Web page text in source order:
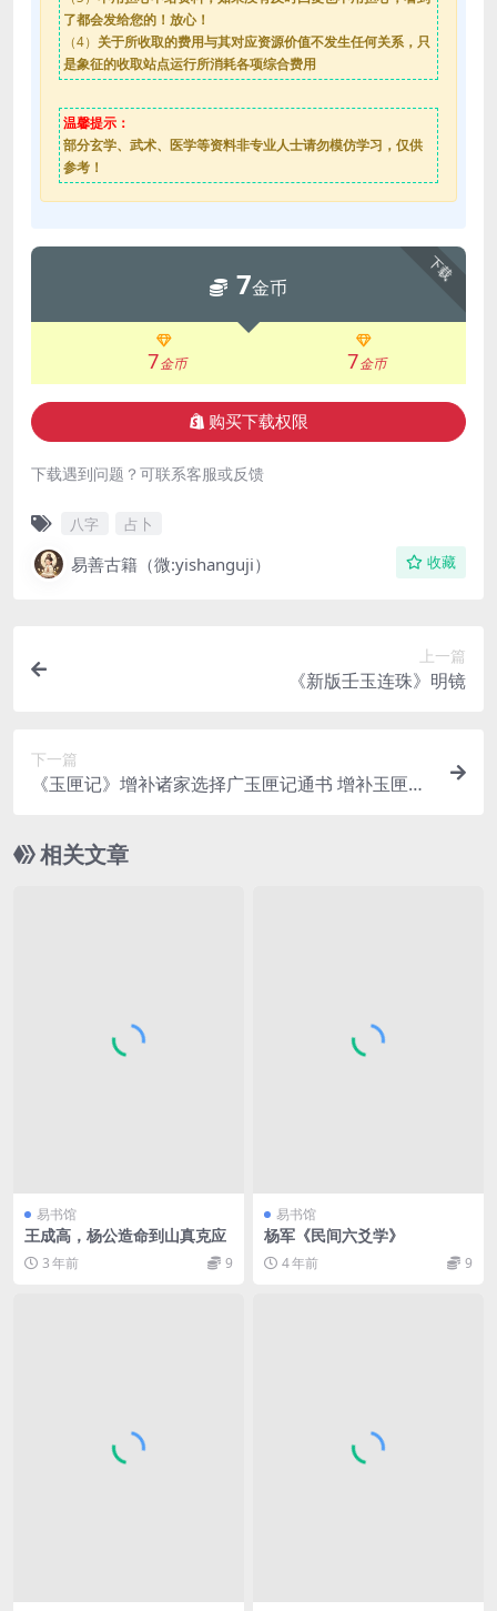
了都会发给您的！放心！
（4） 关于所收取的费用与其对应资源价值不发生任何关系，只
是象征的收取站点运行所消耗各项综合费用
温馨提示：
部分玄学、武术、医学等资料非专业人士请勿模仿学习，仅供
参考！
下载
7金币
7金币 7金币
购买下载权限
下载遇到问题？可联系客服或反馈
八字 占卜
易善古籍（微:yishanguji） 收藏
上一篇
《新版壬玉连珠》明镜
下一篇
《玉匣记》增补诸家选择广玉匣记通书 增补玉匣记
相关文章
易书馆
王成高，杨公造命到山真克应
3 年前 9
易书馆
杨军《民间六爻学》
4 年前 9